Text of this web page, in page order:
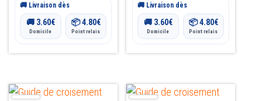
🚚 Livraison dès
🚚 3.60€
Domicile
📦4.80€
Point relais
🚚 Livraison dès
🚚 3.60€
Domicile
📦4.80€
Point relais
Ce
Ce